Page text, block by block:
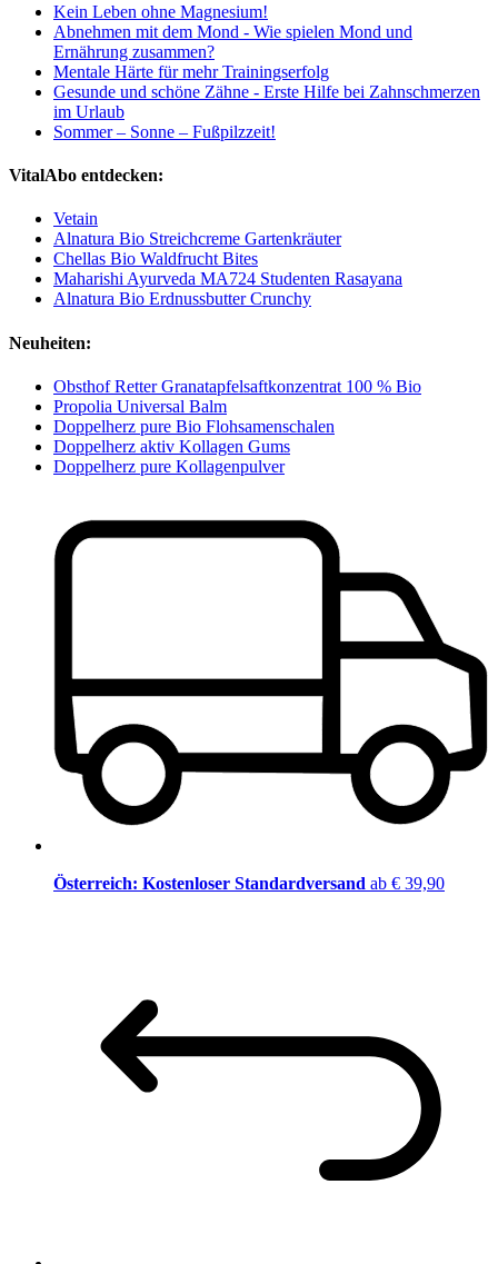
Kein Leben ohne Magnesium!
Abnehmen mit dem Mond - Wie spielen Mond und
Ernährung zusammen?
Mentale Härte für mehr Trainingserfolg
Gesunde und schöne Zähne - Erste Hilfe bei Zahnschmerzen
im Urlaub
Sommer – Sonne – Fußpilzzeit!
VitalAbo entdecken:
Vetain
Alnatura Bio Streichcreme Gartenkräuter
Chellas Bio Waldfrucht Bites
Maharishi Ayurveda MA724 Studenten Rasayana
Alnatura Bio Erdnussbutter Crunchy
Neuheiten:
Obsthof Retter Granatapfelsaftkonzentrat 100 % Bio
Propolia Universal Balm
Doppelherz pure Bio Flohsamenschalen
Doppelherz aktiv Kollagen Gums
Doppelherz pure Kollagenpulver
Österreich: Kostenloser Standardversand ab € 39,90